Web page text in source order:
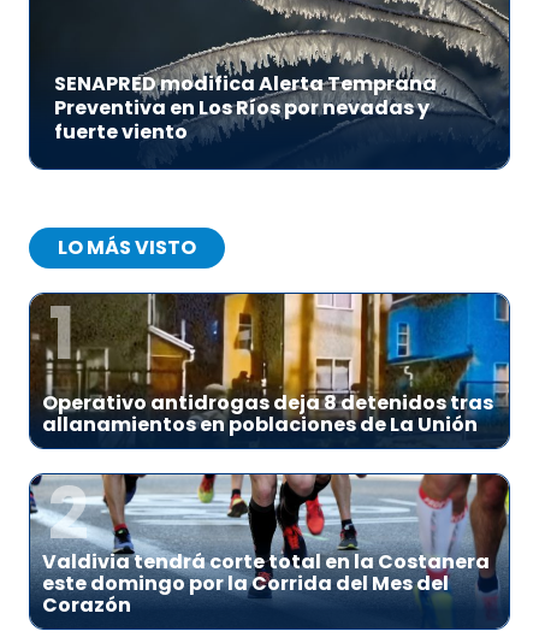
SENAPRED modifica Alerta Temprana
Preventiva en Los Ríos por nevadas y
fuerte viento
LO MÁS VISTO
1
Operativo antidrogas deja 8 detenidos tras
allanamientos en poblaciones de La Unión
2
Valdivia tendrá corte total en la Costanera
este domingo por la Corrida del Mes del
Corazón